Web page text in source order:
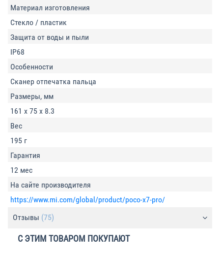
Материал изготовления
Стекло / пластик
Защита от воды и пыли
IP68
Особенности
Сканер отпечатка пальца
Размеры, мм
161 x 75 x 8.3
Вес
195 г
Гарантия
12 мес
На сайте производителя
https://www.mi.com/global/product/poco-x7-pro/
Отзывы (75)
С ЭТИМ ТОВАРОМ ПОКУПАЮТ